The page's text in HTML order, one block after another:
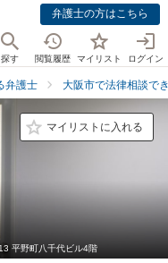
弁護士の方はこちら
探す 閲覧履歴 マイリスト ログイン
弁護士 大阪市で法律相談で
マイリストに入れる
平野町八千代ビル4階